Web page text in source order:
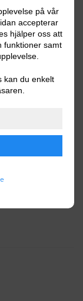
på vår
accepterar
hjälper oss att
funktioner samt
kan du enkelt